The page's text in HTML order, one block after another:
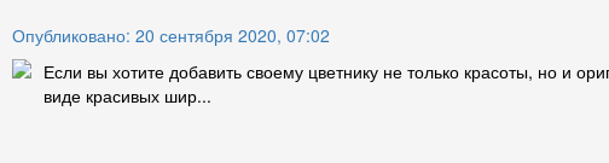
Опубликовано: 20 сентября 2020, 07:02
Если вы хотите добавить своему цветнику не только красоты, но и
виде красивых шир...